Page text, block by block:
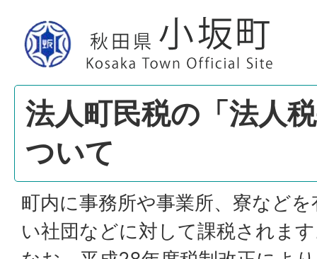
法人町民税の「法人
ついて
町内に事務所や事業所、寮など
い社団などに対して課税されま